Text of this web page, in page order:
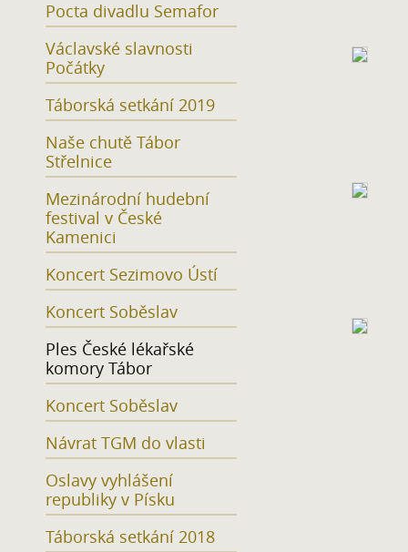
Pocta divadlu Semafor
Václavské slavnosti
Počátky
Táborská setkání 2019
Naše chutě Tábor
Střelnice
Mezinárodní hudební
festival v České
Kamenici
Koncert Sezimovo Ústí
Koncert Soběslav
Ples České lékařské
komory Tábor
Koncert Soběslav
Návrat TGM do vlasti
Oslavy vyhlášení
republiky v Písku
Táborská setkání 2018